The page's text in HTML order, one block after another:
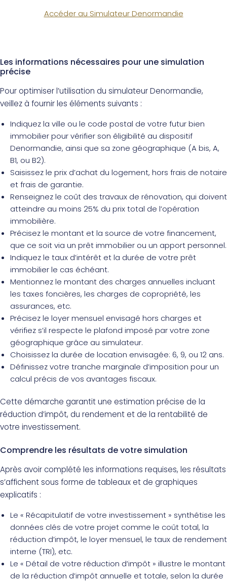
Accéder au Simulateur Denormandie
Les informations nécessaires pour une simulation
précise
Pour optimiser l’utilisation du simulateur Denormandie,
veillez à fournir les éléments suivants :
Indiquez la ville ou le code postal de votre futur bien
immobilier pour vérifier son éligibilité au dispositif
Denormandie, ainsi que sa zone géographique (A bis, A,
B1, ou B2).
Saisissez le prix d’achat du logement, hors frais de notaire
et frais de garantie.
Renseignez le coût des travaux de rénovation, qui doivent
atteindre au moins 25% du prix total de l’opération
immobilière.
Précisez le montant et la source de votre financement,
que ce soit via un prêt immobilier ou un apport personnel.
Indiquez le taux d’intérêt et la durée de votre prêt
immobilier le cas échéant.
Mentionnez le montant des charges annuelles incluant
les taxes foncières, les charges de copropriété, les
assurances, etc.
Précisez le loyer mensuel envisagé hors charges et
vérifiez s’il respecte le plafond imposé par votre zone
géographique grâce au simulateur.
Choisissez la durée de location envisagée: 6, 9, ou 12 ans.
Définissez votre tranche marginale d’imposition pour un
calcul précis de vos avantages fiscaux.
Cette démarche garantit une estimation précise de la
réduction d’impôt, du rendement et de la rentabilité de
votre investissement.
Comprendre les résultats de votre simulation
Après avoir complété les informations requises, les résultats
s’affichent sous forme de tableaux et de graphiques
explicatifs :
Le « Récapitulatif de votre investissement » synthétise les
données clés de votre projet comme le coût total, la
réduction d’impôt, le loyer mensuel, le taux de rendement
interne (TRI), etc.
Le « Détail de votre réduction d’impôt » illustre le montant
de la réduction d’impôt annuelle et totale, selon la durée